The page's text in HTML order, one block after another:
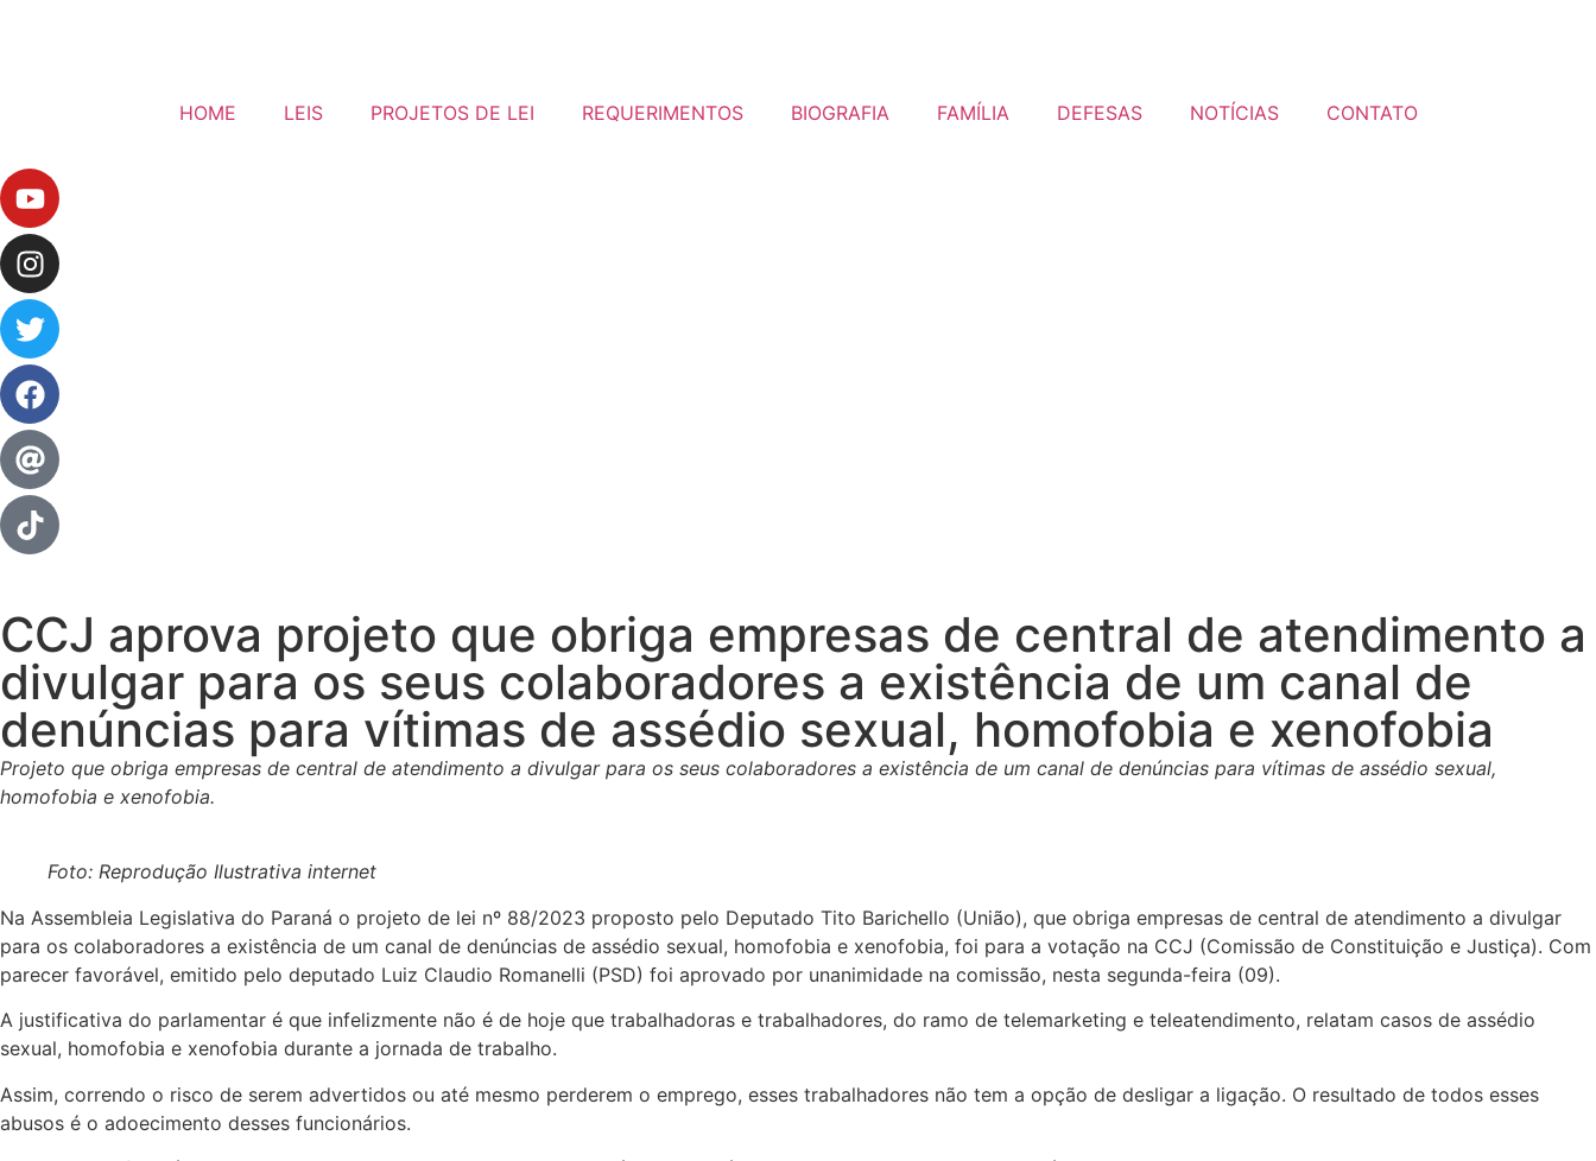
HOME LEIS PROJETOS DE LEI REQUERIMENTOS BIOGRAFIA FAMÍLIA DEFESAS NOTÍCIAS CONTATO
CCJ aprova projeto que obriga empresas de central de atendimento a
divulgar para os seus colaboradores a existência de um canal de
denúncias para vítimas de assédio sexual, homofobia e xenofobia
Projeto que obriga empresas de central de atendimento a divulgar para os seus colaboradores a existência de um canal de denúncias para vítimas de assédio sexual,
homofobia e xenofobia.
Foto: Reprodução Ilustrativa internet
Na Assembleia Legislativa do Paraná o projeto de lei nº 88/2023 proposto pelo Deputado Tito Barichello (União), que obriga empresas de central de atendimento a divulgar
para os colaboradores a existência de um canal de denúncias de assédio sexual, homofobia e xenofobia, foi para a votação na CCJ (Comissão de Constituição e Justiça). Com
parecer favorável, emitido pelo deputado Luiz Claudio Romanelli (PSD) foi aprovado por unanimidade na comissão, nesta segunda-feira (09).
A justificativa do parlamentar é que infelizmente não é de hoje que trabalhadoras e trabalhadores, do ramo de telemarketing e teleatendimento, relatam casos de assédio
sexual, homofobia e xenofobia durante a jornada de trabalho.
Assim, correndo o risco de serem advertidos ou até mesmo perderem o emprego, esses trabalhadores não tem a opção de desligar a ligação. O resultado de todos esses
abusos é o adoecimento desses funcionários.